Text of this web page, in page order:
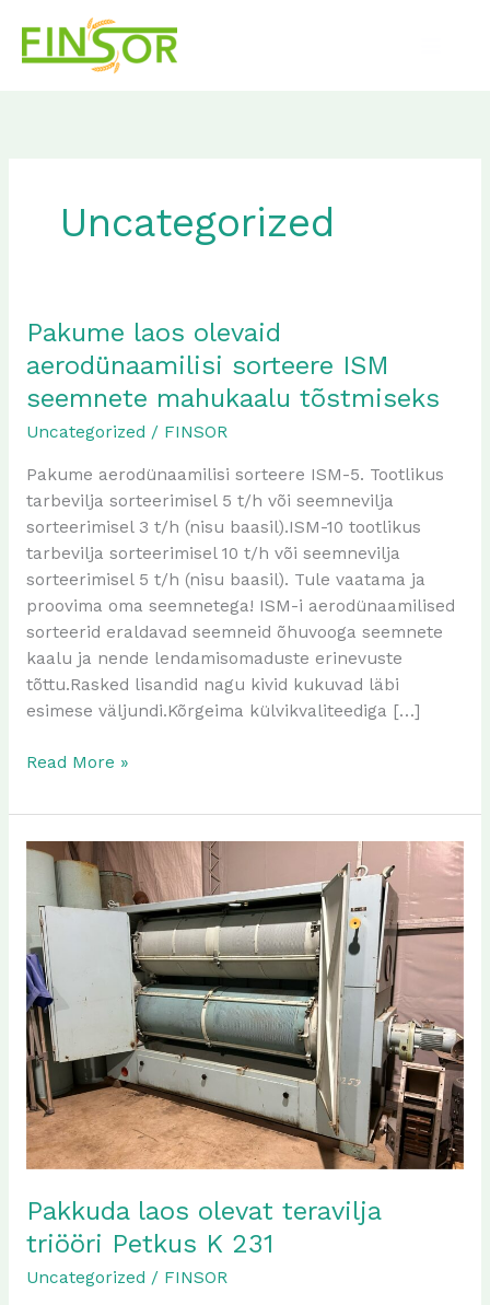
content
Uncategorized
Pakume laos olevaid
aerodünaamilisi sorteere ISM
seemnete mahukaalu tõstmiseks
Uncategorized / FINSOR
Pakume aerodünaamilisi sorteere ISM-5. Tootlikus
tarbevilja sorteerimisel 5 t/h või seemnevilja
sorteerimisel 3 t/h (nisu baasil).ISM-10 tootlikus
tarbevilja sorteerimisel 10 t/h või seemnevilja
sorteerimisel 5 t/h (nisu baasil). Tule vaatama ja
proovima oma seemnetega! ISM-i aerodünaamilised
sorteerid eraldavad seemneid õhuvooga seemnete
kaalu ja nende lendamisomaduste erinevuste
tõttu.Rasked lisandid nagu kivid kukuvad läbi
esimese väljundi.Kõrgeima külvikvaliteediga […]
Pakume
olevaid
aerodünaamilisi
sorteere
seemnete
mahukaalu
tõstmiseks
Read More »
Pakkuda laos olevat teravilja
triööri Petkus K 231
Uncategorized / FINSOR
Pakkuda
laos
olevat
teravilja
triööri
Petkus
K
231